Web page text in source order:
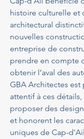
histoire culturelle et
architectural
nouvelles
entreprise de
prendre en compte
obtenir l’aval des
GBA Architectes
attentif à ces détails,
proposer des
et honorent les
uniques de Cap-